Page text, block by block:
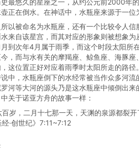
正在倒水。在神话中，水瓶座来源于一位
以被命名为水瓶座，还有一个比较令人
来自该星宫，而其对应的形象则被想象
到次年4月属于雨季，而这个时段太阳所
，而与水有关的摩羯座、鲸鱼座、海豚
这位置正好对应着雨季时太阳所走的路径。
中，水瓶座倒下的水经常被当作众多河
河等大河的源头乃是这水瓶座中倾倒出
中关于诺亚方舟的故事一样：
岁，二月十七那一天，天渊的泉源都裂开
创世纪》7:11~7:12